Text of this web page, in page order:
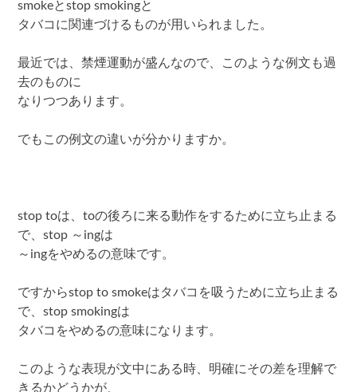
smokeとstop smokingと
タバコに関連づけるものが用いられました。
最近では、禁煙運動が盛んなので、このような例文も過
去のものに
なりつつあります。
でもこの例文の違いが分かりますか。
stop toは、toの後ろに来る動作をするために立ち止まる
で、stop ～ingは
～ingをやめるの意味です。
ですからstop to smokeはタバコを吸うために立ち止まる
で、stop smokingは
タバコをやめるの意味になります。
このような表現が文中にある時、明確にその差を理解で
きるかどうかが、